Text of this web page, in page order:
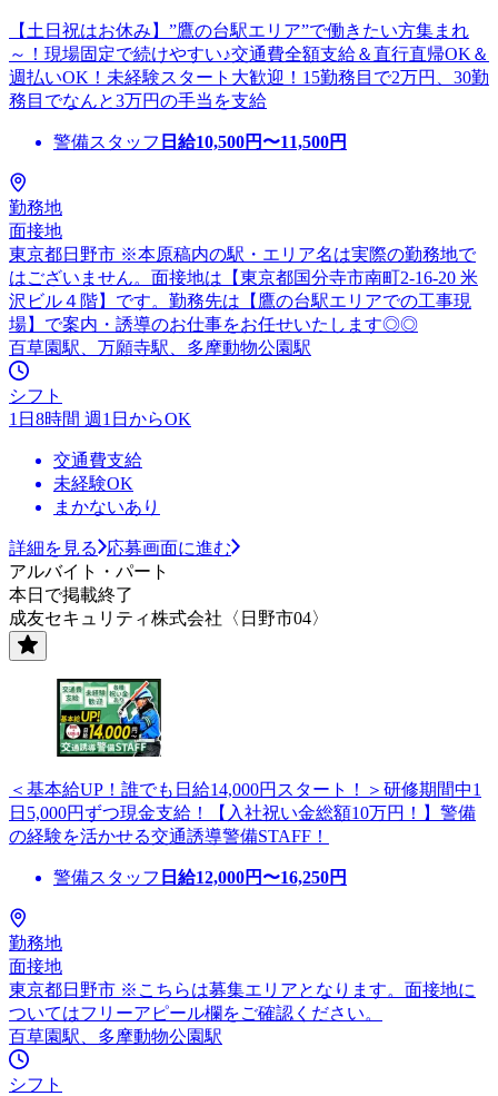
【土日祝はお休み】”鷹の台駅エリア”で働きたい方集まれ
～！現場固定で続けやすい♪交通費全額支給＆直行直帰OK＆
週払いOK！未経験スタート大歓迎！15勤務目で2万円、30勤
務目でなんと3万円の手当を支給
警備スタッフ 日給10,500円〜11,500円
勤務地
面接地
東京都日野市 ※本原稿内の駅・エリア名は実際の勤務地で
はございません。面接地は【東京都国分寺市南町2-16-20 米
沢ビル４階】です。勤務先は【鷹の台駅エリアでの工事現
場】で案内・誘導のお仕事をお任せいたします◎◎
百草園駅、万願寺駅、多摩動物公園駅
シフト
1日8時間 週1日からOK
交通費支給
未経験OK
まかないあり
詳細を見る
応募画面に進む
アルバイト・パート
本日で掲載終了
成友セキュリティ株式会社〈日野市04〉
＜基本給UP！誰でも日給14,000円スタート！＞研修期間中1
日5,000円ずつ現金支給！【入社祝い金総額10万円！】警備
の経験を活かせる交通誘導警備STAFF！
警備スタッフ 日給12,000円〜16,250円
勤務地
面接地
東京都日野市 ※こちらは募集エリアとなります。面接地に
ついてはフリーアピール欄をご確認ください。
百草園駅、多摩動物公園駅
シフト